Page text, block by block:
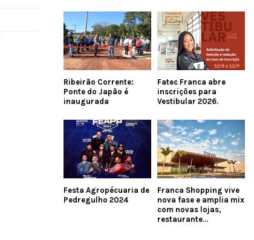
Ribeirão Corrente:
Ponte do Japão é
inaugurada
Fatec Franca abre
inscrições para
Vestibular 2026.
Festa Agropécuaria de
Pedregulho 2024
Franca Shopping vive
nova fase e amplia mix
com novas lojas,
restaurante...